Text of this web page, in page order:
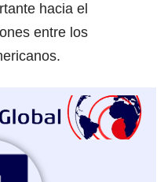
hacia el
entre los